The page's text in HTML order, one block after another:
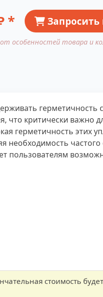
* Запросить
особенностей товара и
герметичность
что критически важно
герметичность этих
необходимость
пользователям
стоимость